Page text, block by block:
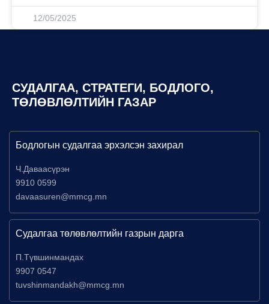
12/05/2025
СУДАЛГАА, СТРАТЕГИ, БОДЛОГО,
ТӨЛӨВЛӨЛТИЙН ГАЗАР
Бодлогын судалгаа эрхэлсэн захирал
Ч.Даваасүрэн
9910 0599
davaasuren@mmcg.mn
Судалгаа төлөвлөлтийн газрын дарга
П.Түвшинмандах
9907 0547
tuvshinmandakh@mmcg.mn